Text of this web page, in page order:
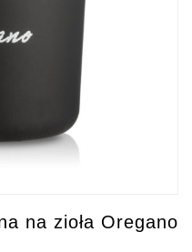
na zioła Oregano